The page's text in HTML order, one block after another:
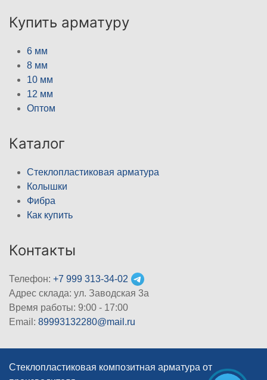
Купить арматуру
6 мм
8 мм
10 мм
12 мм
Оптом
Каталог
Стеклопластиковая арматура
Колышки
Фибра
Как купить
Контакты
Телефон: +7 999 313-34-02
Адрес склада: ул. Заводская 3а
Время работы: 9:00 - 17:00
Email: 89993132280@mail.ru
Стеклопластиковая композитная арматура от